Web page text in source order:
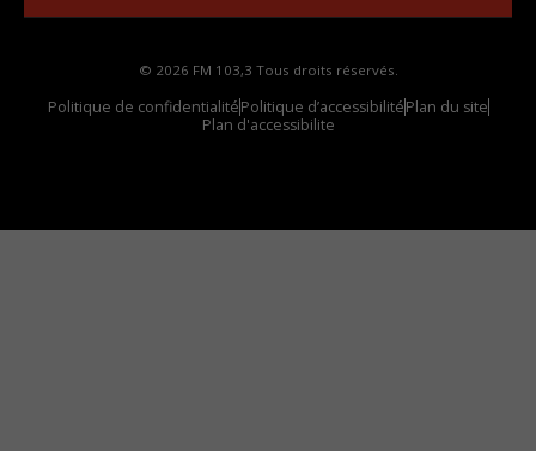
© 2026 FM 103,3 Tous droits réservés.
Politique de confidentialitéPolitique d’accessibilitéPlan du site
Plan d'accessibilite